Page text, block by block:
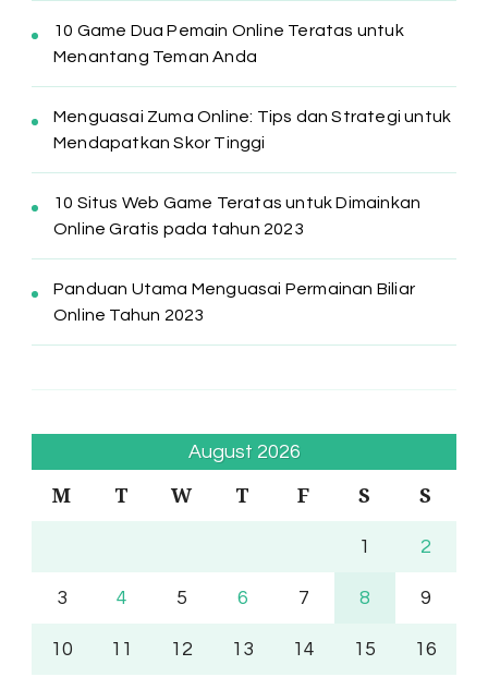
10 Game Dua Pemain Online Teratas untuk
Menantang Teman Anda
Menguasai Zuma Online: Tips dan Strategi untuk
Mendapatkan Skor Tinggi
10 Situs Web Game Teratas untuk Dimainkan
Online Gratis pada tahun 2023
Panduan Utama Menguasai Permainan Biliar
Online Tahun 2023
August 2026
M T W T F S S
1 2
3 4 5 6 7 8 9
10 11 12 13 14 15 16